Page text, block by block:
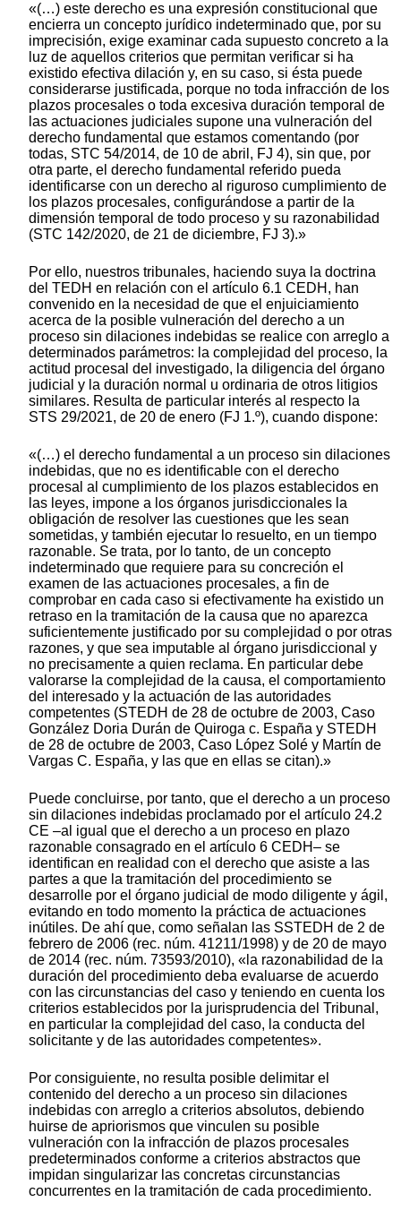
«(…) este derecho es una expresión constitucional que
encierra un concepto jurídico indeterminado que, por su
imprecisión, exige examinar cada supuesto concreto a la
luz de aquellos criterios que permitan verificar si ha
existido efectiva dilación y, en su caso, si ésta puede
considerarse justificada, porque no toda infracción de los
plazos procesales o toda excesiva duración temporal de
las actuaciones judiciales supone una vulneración del
derecho fundamental que estamos comentando (por
todas, STC 54/2014, de 10 de abril, FJ 4), sin que, por
otra parte, el derecho fundamental referido pueda
identificarse con un derecho al riguroso cumplimiento de
los plazos procesales, configurándose a partir de la
dimensión temporal de todo proceso y su razonabilidad
(STC 142/2020, de 21 de diciembre, FJ 3).»
Por ello, nuestros tribunales, haciendo suya la doctrina
del TEDH en relación con el artículo 6.1 CEDH, han
convenido en la necesidad de que el enjuiciamiento
acerca de la posible vulneración del derecho a un
proceso sin dilaciones indebidas se realice con arreglo a
determinados parámetros: la complejidad del proceso, la
actitud procesal del investigado, la diligencia del órgano
judicial y la duración normal u ordinaria de otros litigios
similares. Resulta de particular interés al respecto la
STS 29/2021, de 20 de enero (FJ 1.º), cuando dispone:
«(…) el derecho fundamental a un proceso sin dilaciones
indebidas, que no es identificable con el derecho
procesal al cumplimiento de los plazos establecidos en
las leyes, impone a los órganos jurisdiccionales la
obligación de resolver las cuestiones que les sean
sometidas, y también ejecutar lo resuelto, en un tiempo
razonable. Se trata, por lo tanto, de un concepto
indeterminado que requiere para su concreción el
examen de las actuaciones procesales, a fin de
comprobar en cada caso si efectivamente ha existido un
retraso en la tramitación de la causa que no aparezca
suficientemente justificado por su complejidad o por otras
razones, y que sea imputable al órgano jurisdiccional y
no precisamente a quien reclama. En particular debe
valorarse la complejidad de la causa, el comportamiento
del interesado y la actuación de las autoridades
competentes (STEDH de 28 de octubre de 2003, Caso
González Doria Durán de Quiroga c. España y STEDH
de 28 de octubre de 2003, Caso López Solé y Martín de
Vargas C. España, y las que en ellas se citan).»
Puede concluirse, por tanto, que el derecho a un proceso
sin dilaciones indebidas proclamado por el artículo 24.2
CE –al igual que el derecho a un proceso en plazo
razonable consagrado en el artículo 6 CEDH– se
identifican en realidad con el derecho que asiste a las
partes a que la tramitación del procedimiento se
desarrolle por el órgano judicial de modo diligente y ágil,
evitando en todo momento la práctica de actuaciones
inútiles. De ahí que, como señalan las SSTEDH de 2 de
febrero de 2006 (rec. núm. 41211/1998) y de 20 de mayo
de 2014 (rec. núm. 73593/2010), «la razonabilidad de la
duración del procedimiento deba evaluarse de acuerdo
con las circunstancias del caso y teniendo en cuenta los
criterios establecidos por la jurisprudencia del Tribunal,
en particular la complejidad del caso, la conducta del
solicitante y de las autoridades competentes».
Por consiguiente, no resulta posible delimitar el
contenido del derecho a un proceso sin dilaciones
indebidas con arreglo a criterios absolutos, debiendo
huirse de apriorismos que vinculen su posible
vulneración con la infracción de plazos procesales
predeterminados conforme a criterios abstractos que
impidan singularizar las concretas circunstancias
concurrentes en la tramitación de cada procedimiento.